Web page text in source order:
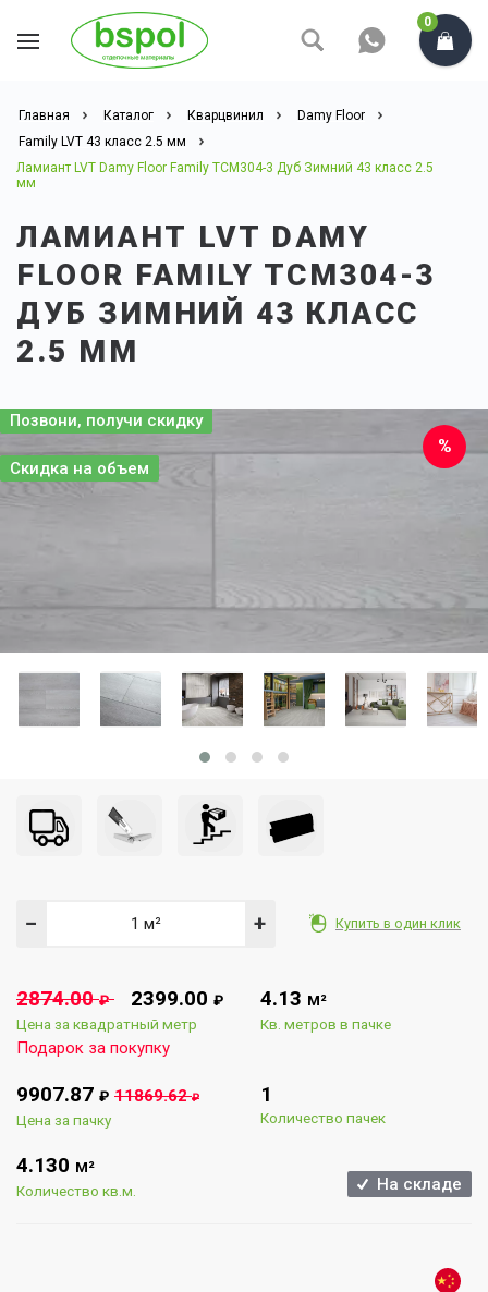
0
Главная Каталог Кварцвинил
Damy Floor
Family LVT 43 класс 2.5 мм
Ламиант LVT Damy Floor Family TCM304-3 Дуб Зимний 43 класс 2.5
мм
ЛАМИАНТ LVT DAMY
FLOOR FAMILY TCM304-3
ДУБ ЗИМНИЙ 43 КЛАСС
2.5 ММ
Позвони, получи скидку
Скидка на объем
Купить в один клик
− +
2874.00 ₽ 2399.00 ₽
Цена за квадратный метр
Подарок за покупку
4.13 М²
Кв. метров в пачке
9907.87 ₽ 11869.62₽
Цена за пачку
1
Количество пачек
4.130 М²
Количество кв.м. На складе